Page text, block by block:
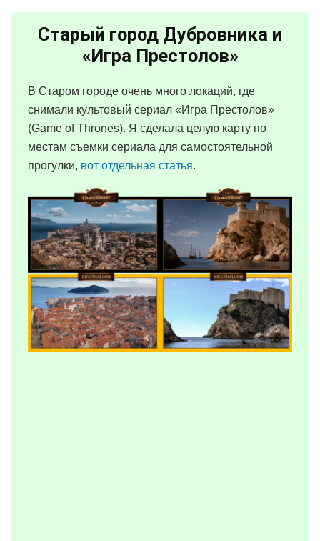
Старый город Дубровника и
«Игра Престолов»
В Старом городе очень много локаций, где
снимали культовый сериал «Игра Престолов»
(Game of Thrones). Я сделала целую карту по
местам съемки сериала для самостоятельной
прогулки, вот отдельная статья.